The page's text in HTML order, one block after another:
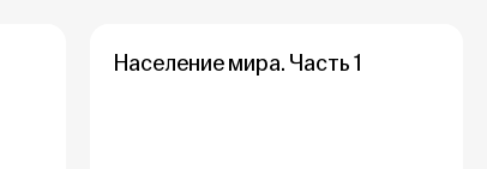
Население мира. Часть 1